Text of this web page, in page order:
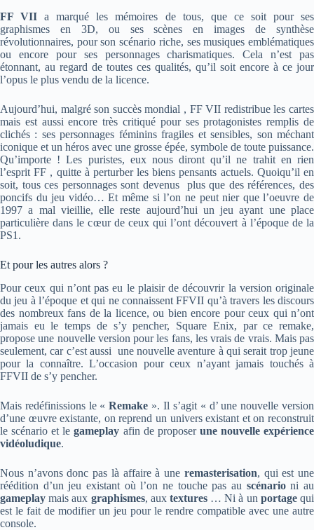
FF VII a marqué les mémoires de tous, que ce soit pour ses
graphismes en 3D, ou ses scènes en images de synthèse
révolutionnaires, pour son scénario riche, ses musiques emblématiques
ou encore pour ses personnages charismatiques. Cela n’est pas
étonnant, au regard de toutes ces qualités, qu’il soit encore à ce jour
l’opus le plus vendu de la licence.
Aujourd’hui, malgré son succès mondial , FF VII redistribue les cartes
mais est aussi encore très critiqué pour ses protagonistes remplis de
clichés : ses personnages féminins fragiles et sensibles, son méchant
iconique et un héros avec une grosse épée, symbole de toute puissance.
Qu’importe ! Les puristes, eux nous diront qu’il ne trahit en rien
l’esprit FF , quitte à perturber les biens pensants actuels. Quoiqu’il en
soit, tous ces personnages sont devenus plus que des références, des
poncifs du jeu vidéo… Et même si l’on ne peut nier que l’oeuvre de
1997 a mal vieillie, elle reste aujourd’hui un jeu ayant une place
particulière dans le cœur de ceux qui l’ont découvert à l’époque de la
PS1.
Et pour les autres alors ?
Pour ceux qui n’ont pas eu le plaisir de découvrir la version originale
du jeu à l’époque et qui ne connaissent FFVII qu’à travers les discours
des nombreux fans de la licence, ou bien encore pour ceux qui n’ont
jamais eu le temps de s’y pencher, Square Enix, par ce remake,
propose une nouvelle version pour les fans, les vrais de vrais. Mais pas
seulement, car c’est aussi une nouvelle aventure à qui serait trop jeune
pour la connaître. L’occasion pour ceux n’ayant jamais touchés à
FFVII de s’y pencher.
Mais redéfinissions le «Remake ». Il s’agit « d’ une nouvelle version
d’une œuvre existante, on reprend un univers existant et on reconstruit
le scénario et legameplay afin de proposer une nouvelle expérience
vidéoludique.
Nous n’avons donc pas là affaire à une remasterisation, qui est une
réédition d’un jeu existant où l’on ne touche pas au scénarioni au
gameplay mais aux graphismes, aux textures … Ni à un portagequi
est le fait de modifier un jeu pour le rendre compatible avec une autre
console.